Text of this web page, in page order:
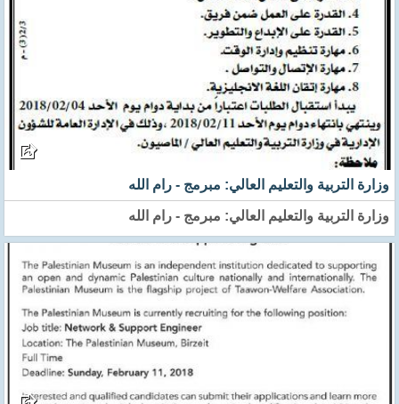
وزارة التربية والتعليم العالي: مبرمج - رام الله
وزارة التربية والتعليم العالي: مبرمج - رام الله